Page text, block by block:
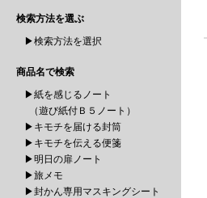
検索方法を選ぶ
▶検索方法を選択
商品名で検索
▶紙を感じるノート
（遊び紙付Ｂ５ノート）
▶キモチを届ける封筒
▶キモチを伝える便箋
▶明日の扉ノート
▶旅メモ
▶封かん専用マスキングシート